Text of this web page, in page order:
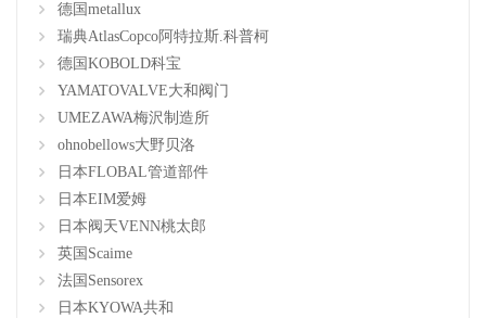
德国metallux
瑞典AtlasCopco阿特拉斯.科普柯
德国KOBOLD科宝
YAMATOVALVE大和阀门
UMEZAWA梅沢制造所
ohnobellows大野贝洛
日本FLOBAL管道部件
日本EIM爱姆
日本阀天VENN桃太郎
英国Scaime
法国Sensorex
日本KYOWA共和